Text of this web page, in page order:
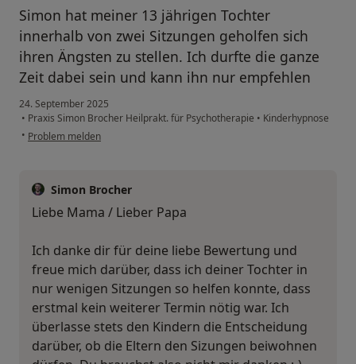
Simon hat meiner 13 jährigen Tochter
innerhalb von zwei Sitzungen geholfen sich
ihren Ängsten zu stellen. Ich durfte die ganze
Zeit dabei sein und kann ihn nur empfehlen
24. September 2025
• Praxis Simon Brocher Heilprakt. für Psychotherapie • Kinderhypnose
• Problem melden
Simon Brocher
Liebe Mama / Lieber Papa
Ich danke dir für deine liebe Bewertung und
freue mich darüber, dass ich deiner Tochter in
nur wenigen Sitzungen so helfen konnte, dass
erstmal kein weiterer Termin nötig war. Ich
überlasse stets den Kindern die Entscheidung
darüber, ob die Eltern den Sizungen beiwohnen